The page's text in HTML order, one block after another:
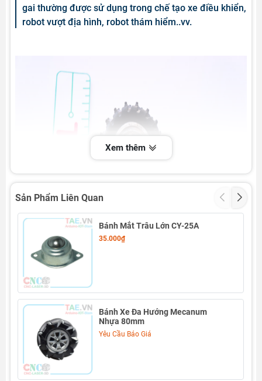
gai thường được sử dụng trong chế tạo xe điều khiển,
robot vượt địa hình, robot thám hiểm..vv.
Xem thêm
Sản Phẩm Liên Quan
Bánh Mắt Trâu Lớn CY-25A
35.000₫
Bánh Xe Đa Hướng Mecanum
Nhựa 80mm
Yêu Cầu Báo Giá